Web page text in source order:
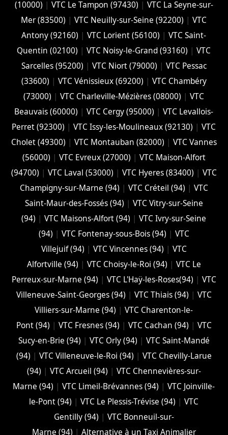
(10000) | VTC Le Tampon (97430) | VTC La Seyne-sur-
Mer (83500) |VTC Neuilly-sur-Seine (92200) |VTC
Antony (92160) |VTC Lorient (56100) |VTC Saint-
Quentin (02100) |VTC Noisy-le-Grand (93160) |VTC
Sarcelles (95200) | VTC Niort (‎79000) | VTC Pessac
(33600) | VTC Vénissieux (69200) | VTC Chambéry
(‎73000) |VTC Charleville-Mézières (08000) |VTC
Beauvais (60000) |VTC Cergy (95000) |VTC Levallois-
Perret (92300) |VTC Issy-les-Moulineaux (92130) |VTC
Cholet (‎49300) | VTC Montauban (82000) | VTC Vannes
(56000) | VTC Evreux (27000) | VTC Maison-Alfort
(94700) | VTC Laval (53000) | VTC Hyeres (‎83400) | VTC
Champigny-sur-Marne (94) | VTC Créteil (94) | VTC
Saint-Maur-des-Fossés (94) | VTC Vitry-sur-Seine
(94) |VTC Maisons-Alfort (94) |VTC Ivry-sur-Seine
(94) | VTC Fontenay-sous-Bois (94) | VTC
Villejuif (94) | VTC Vincennes (94) | VTC
Alfortville (94) | VTC Choisy-le-Roi (94) | VTC Le
Perreux-sur-Marne (94) | VTC L'Haÿ-les-Roses(94) | VTC
Villeneuve-Saint-Georges (94) | VTC Thiais (94) | VTC
Villiers-sur-Marne (94) |VTC Charenton-le-
Pont (94) | VTC Fresnes (94) | VTC Cachan (94) | VTC
Sucy-en-Brie (94) | VTC Orly (94) | VTC Saint-Mandé
(94) | VTC Villeneuve-le-Roi (94) | VTC Chevilly-Larue
(94) | VTC Arcueil (94) | VTC Chennevières-sur-
Marne (94) |VTC Limeil-Brévannes (94) |VTC Joinville-
le-Pont (94) |VTC Le Plessis-Trévise (94) |VTC
Gentilly (94) | VTC Bonneuil-sur-
Marne (94) | Alternative à un Taxi Animalier